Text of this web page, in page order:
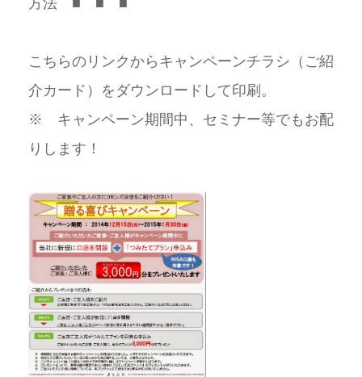
こちらのリンクからキャンペーンチラシ（ご紹
介カード）をダウンロードして印刷。
※ キャンペーン期間中、セミナー等でもお配
りします！